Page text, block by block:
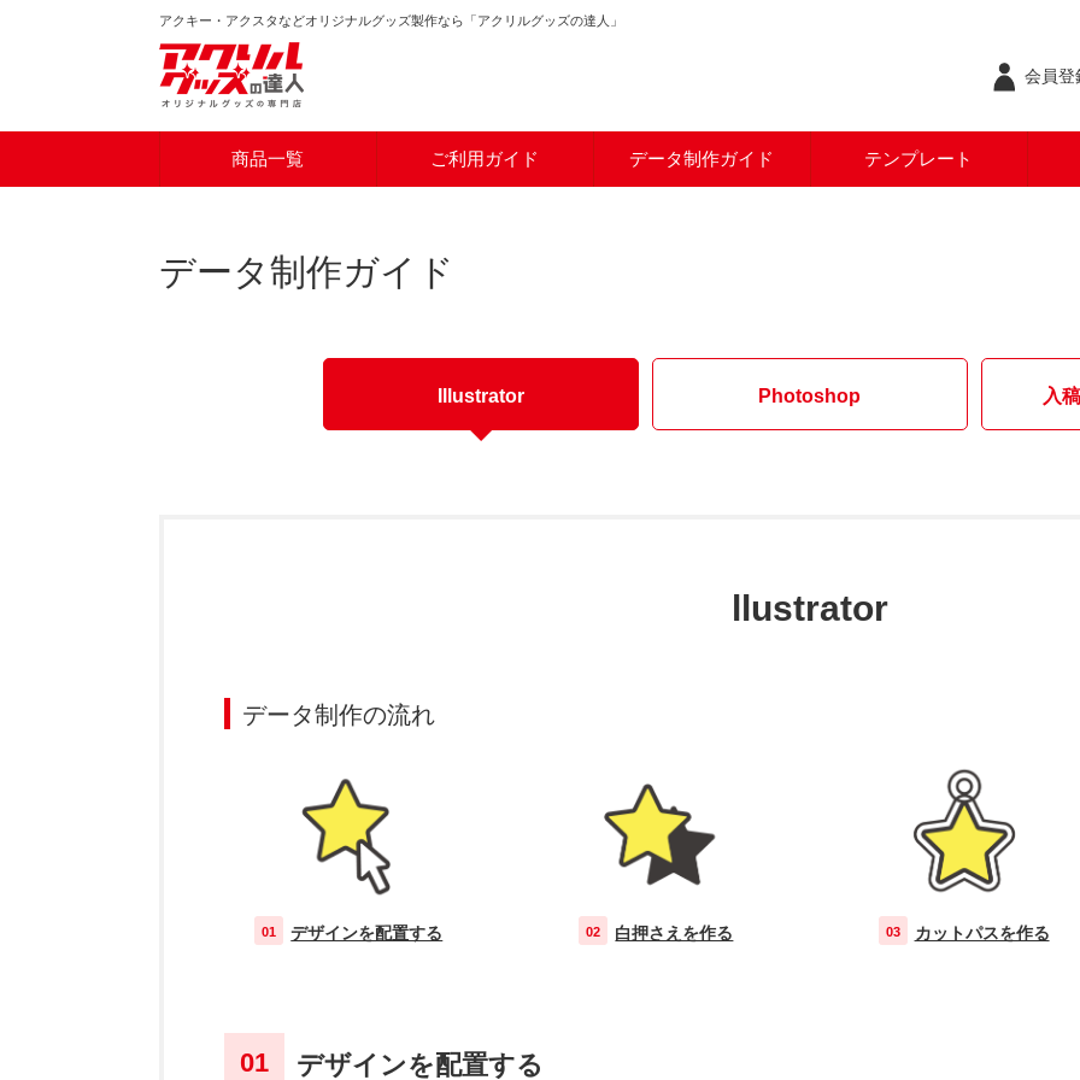
アクキー・アクスタなどオリジナルグッズ製作なら「アクリルグッズの達人」
会員
商品一覧 ご利用ガイド データ制作ガイド テンプレート
データ制作ガイド
Illustrator Photoshop 入
llustrator
データ制作の流れ
デザインを配置する 白押さえを作る カットパスを作る
01 デザインを配置する